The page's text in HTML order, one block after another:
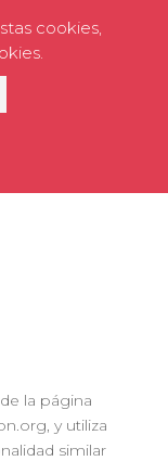
cookies,
la página
y utiliza
similar